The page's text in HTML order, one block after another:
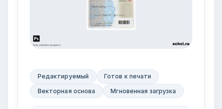
Редактируемый
Готов к печати
Векторная основа
Мгновенная загрузка